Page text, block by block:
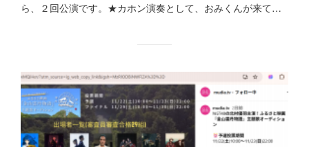
ら、２回公演です。★カホン演奏として、おみくんが来て…